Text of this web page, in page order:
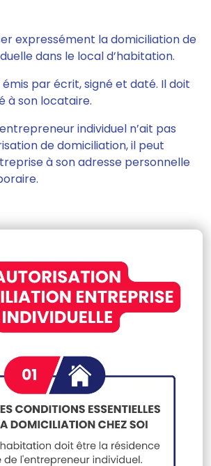
expressément la domiciliation de
dans le local d’habitation.
par écrit, signé et daté. Il doit
à son locataire.
individuel n’ait pas
de domiciliation, il peut
à son adresse personnelle